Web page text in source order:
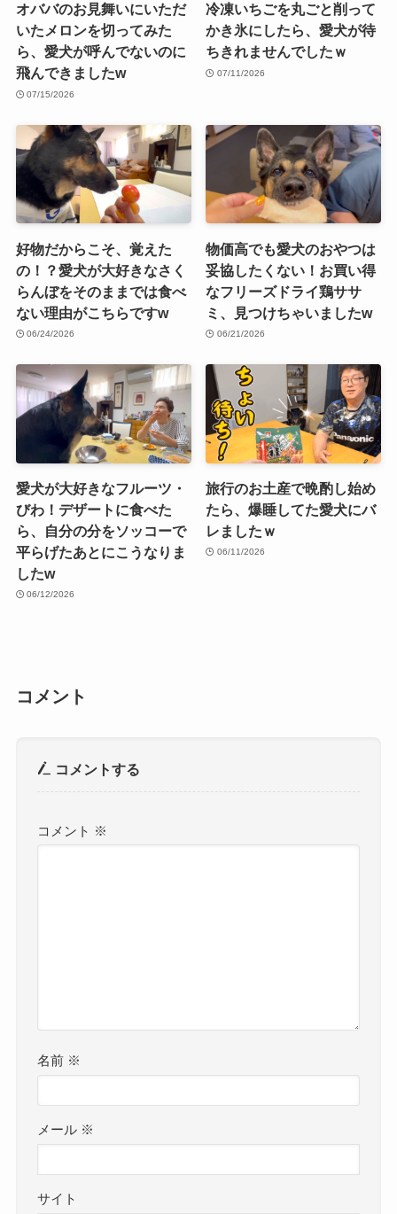
オババのお見舞いにいただ
いたメロンを切ってみた
ら、愛犬が呼んでないのに
飛んできましたw
07/15/2026
冷凍いちごを丸ごと削って
かき氷にしたら、愛犬が待
ちきれませんでしたｗ
07/11/2026
好物だからこそ、覚えた
の！？愛犬が大好きなさく
らんぼをそのままでは食べ
ない理由がこちらですw
06/24/2026
物価高でも愛犬のおやつは
妥協したくない！お買い得
なフリーズドライ鶏ササ
ミ、見つけちゃいましたw
06/21/2026
愛犬が大好きなフルーツ・
びわ！デザートに食べた
ら、自分の分をソッコーで
平らげたあとにこうなりま
したw
06/12/2026
旅行のお土産で晩酌し始め
たら、爆睡してた愛犬にバ
レましたｗ
06/11/2026
コメント
コメントする
コメント ※
名前 ※
メール ※
サイト